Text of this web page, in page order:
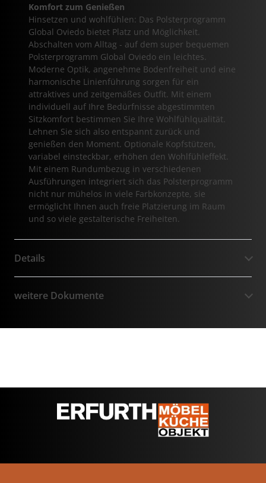
Komfort zum Genießen
Hinsetzen und wohlfühlen: Das Polsterprogramm
Global Oviedo bietet Platz und Möglichkeit.
Abschalten vom Alltag - auf dem super bequemen
Polsterprogramm Global Oviedo ein leichtes.
Moderne Optik, angenehme Bodenfreiheit und eine
harmonische Linienführung sorgen für ein
attraktives und zeitgemäßes Outfit. Mit einem
individuell auf Ihre Bedürfnisse abgestimmten
Sitzkomfort bestimmen Sie Ihre Wohlfühlqualität.
Lehnen Sie sich also entspannt zurück und
genießen den Moment. Optionale Kopfstützen,
variabel einsteckbar, erhöhen den Wohlfühleffekt.
Mit einem Rundumbezug in verschiedenen
Ausführungen integriert sich das Polsterprogramm
nicht nur mühelos in viele Farbkonzepte, sie
ermöglicht Ihnen auch freie Platzierung im Raum
und so viele gestalterische Freiheiten.
Details
weitere Dokumente